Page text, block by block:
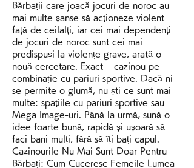
Bărbații care joacă jocuri de noroc au
mai multe șanse să acționeze violent
față de ceilalți, iar cei mai dependenți
de jocuri de noroc sunt cei mai
predispuși la violențe grave, arată o
nouă cercetare. Exact – cazinou pe
combinație cu pariuri sportive. Dacă ni
se permite o glumă, nu ști ce sunt mai
multe: spațiile cu pariuri sportive sau
Mega Image-uri. Până la urmă, sună o
idee foarte bună, rapidă și ușoară să
faci bani mulți, fără să îți bați capul.
Cazinourile Nu Mai Sunt Doar Pentru
Bărbați: Cum Cuceresc Femeile Lumea